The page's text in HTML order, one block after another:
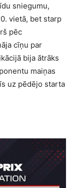
sniegumu,
vietā, bet starp
pēc
cīņu par
bija ātrāks
maiņas
uz pēdējo starta